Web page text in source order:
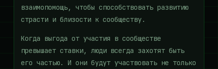
взаимопомощь, чтобы способствовать развитию
страсти и близости к сообществу.
Когда выгода от участия в сообществе
превышает ставки, люди всегда захотят быть
его частью. И они будут участвовать не только